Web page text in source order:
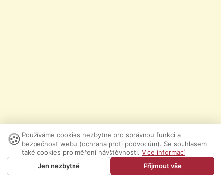
🍪 Používáme cookies nezbytné pro správnou funkci a
bezpečnost webu (ochrana proti podvodům). Se souhlasem
také cookies pro měření návštěvnosti. Více informací
Jen nezbytné
Přijmout vše